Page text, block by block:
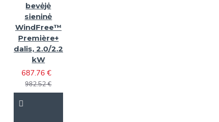
bevėjė
sieninė
WindFree™
Première+
dalis, 2.0/2.2
kW
687.76 €
982.52 €